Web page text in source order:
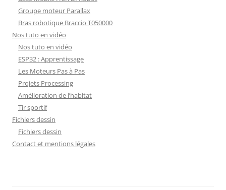
Groupe moteur Parallax
Bras robotique Braccio T050000
Nos tuto en vidéo
Nos tuto en vidéo
ESP32 : Apprentissage
Les Moteurs Pas à Pas
Projets Processing
Amélioration de l’habitat
Tir sportif
Fichiers dessin
Fichiers dessin
Contact et mentions légales